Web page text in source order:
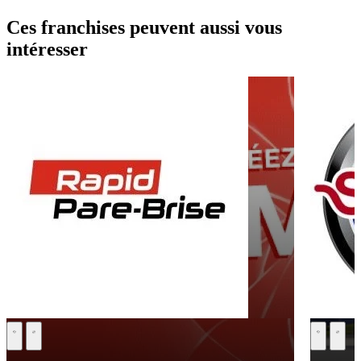
Ces franchises peuvent aussi vous
intéresser